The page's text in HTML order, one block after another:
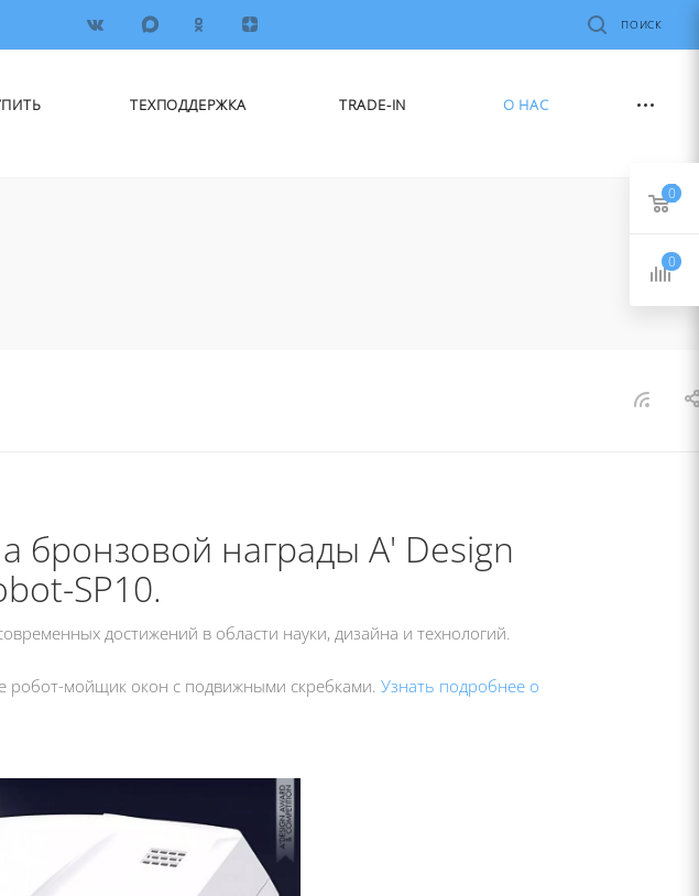
ПОИСК
ТЕХПОДДЕРЖКА TRADE-IN О НАС
бронзовой награды A' Design
SP10.
достижений в области науки, дизайна и технологий.
робот-мойщик окон с подвижными скребками. Узнать подробнее о
0
0